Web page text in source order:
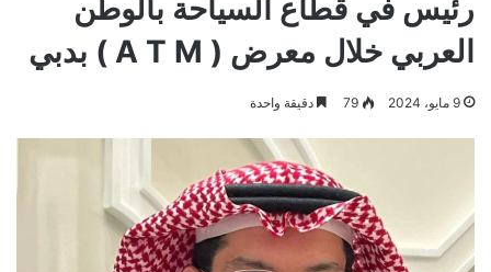
رئيس في قطاع السياحة بالوطن
العربي خلال معرض ( A T M ) بدبي
9 مايو، 2024 79 دقيقة واحدة